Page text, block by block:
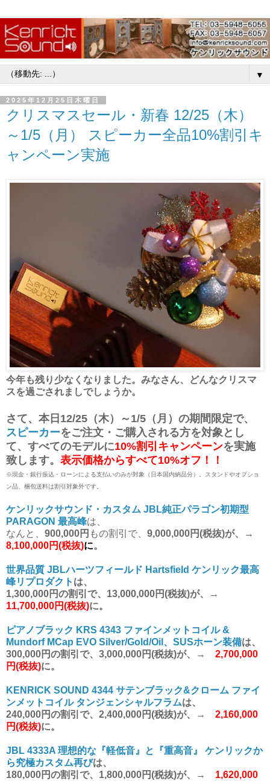
▼
2025年12月25日木曜日
クリスマスセール・新春 12/25（木）
～1/5（月） スピーカー全品10%割引キ
ャンペーン実施
今年も残り少なくなりました。みなさん、どんなクリスマ
スを過ごされましでしょうか。
さて、本日12/25（木）～1/5（月）の期間限定で、
スピーカーをご注文・ご購入される方を対象とし
て、すべてのモデルに10%割引キャンペーンを実施
致します。 表示価格からすべて10%オフ！！
※現金・銀行振込・ローンによる支払いのみが対象（日本国内納品分）。スタンドやオプショ
ン品、梱包送料は割引対象外です。
ケンリックサウンド・カスタム JBL純正パラゴン初期型
PARAGON 最高峰は、
なんと、 900,000円 もの割引で、 9,000,000円(税抜)が、
→
8,100,000円(税抜)に。
世界品質 JBLハーツフィールド Hartsfield ケンリック最高
峰リプロダクト は、
1,300,000円の割引で、 13,000,000円(税抜)が、→
11,700,000円(税抜)に。
ピアノブラック KRS 4343 ファインメットコイル &
Mundorf MCap EVO Silver/Gold/Oil、SUSホーン装備は、
300,000円の割引で、 3,000,000円(税抜)が、→ 2,700,000
円(税抜)に。
KENRICK SOUND 4344 サテンブラック&クローム ファイ
ンメットコイル タンジェンシャルフラムは、
240,000円の割引で、 2,400,000円(税抜)が、→ 2,160,000
円(税抜)に。
JBL 4333A 理想的な『軽低音』と『重高音』 ケンリックか
ら究極カスタム再びは、
180,000円の割引で、 1,800,000円(税抜)が、→ 1,620,000